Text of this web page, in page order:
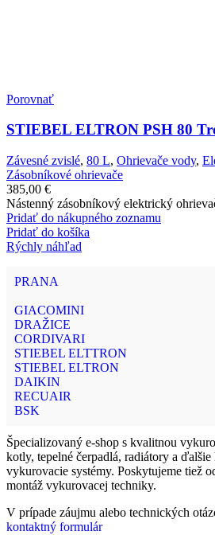
Porovnať
STIEBEL ELTRON PSH 80
Závesné zvislé, 80 L, Ohrievače vody,
Zásobníkové ohrievače
385,00 €
Nástenný zásobníkový elektrický
Pridať do nákupného zoznamu
Pridať do košíka
Rýchly náhľad
PRANA
GIACOMINI
DRAŽICE
CORDIVARI
STIEBEL ELTTRON
STIEBEL ELTRON
DAIKIN
RECUAIR
BSK
Špecializovaný e-shop s kvalitnou
kotly, tepelné čerpadlá, radiátory a
vykurovacie systémy. Poskytujeme tiež
montáž vykurovacej techniky.
V prípade záujmu alebo technických
kontaktný formulár